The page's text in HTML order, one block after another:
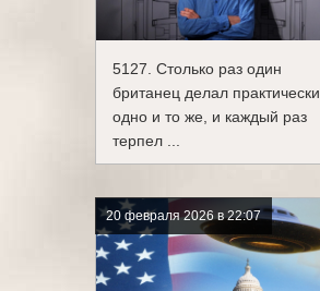
5127. Столько раз один
британец делал практически
одно и то же, и каждый раз
терпел ...
20 февраля 2026 в 22:07